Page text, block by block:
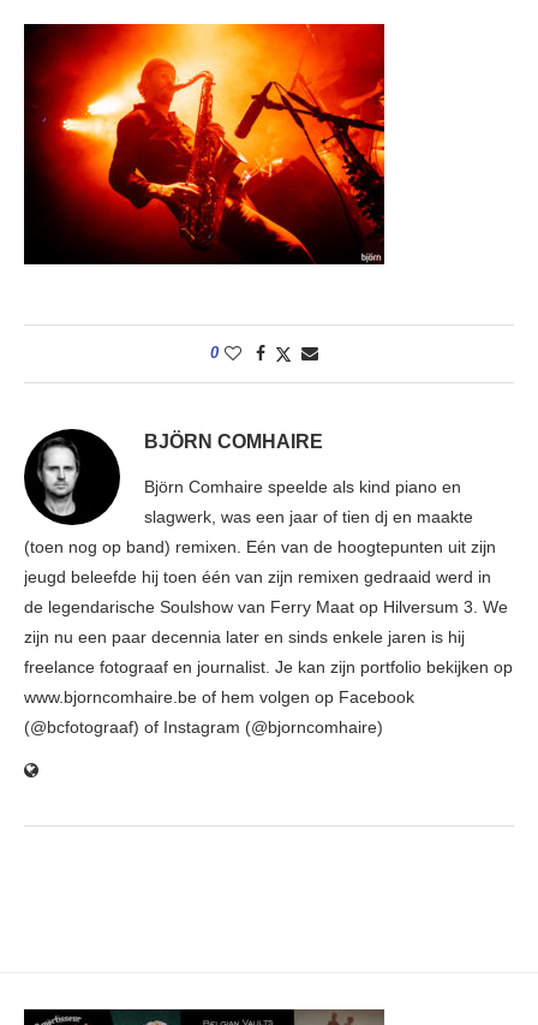
0
BJÖRN COMHAIRE
Björn Comhaire speelde als kind piano en
slagwerk, was een jaar of tien dj en maakte
(toen nog op band) remixen. Eén van de hoogtepunten uit zijn
jeugd beleefde hij toen één van zijn remixen gedraaid werd in
de legendarische Soulshow van Ferry Maat op Hilversum 3. We
zijn nu een paar decennia later en sinds enkele jaren is hij
freelance fotograaf en journalist. Je kan zijn portfolio bekijken op
www.bjorncomhaire.be of hem volgen op Facebook
(@bcfotograaf) of Instagram (@bjorncomhaire)